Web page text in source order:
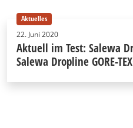
Aktuelles
22. Juni 2020
Aktuell im Test: Salewa
Salewa Dropline GORE-